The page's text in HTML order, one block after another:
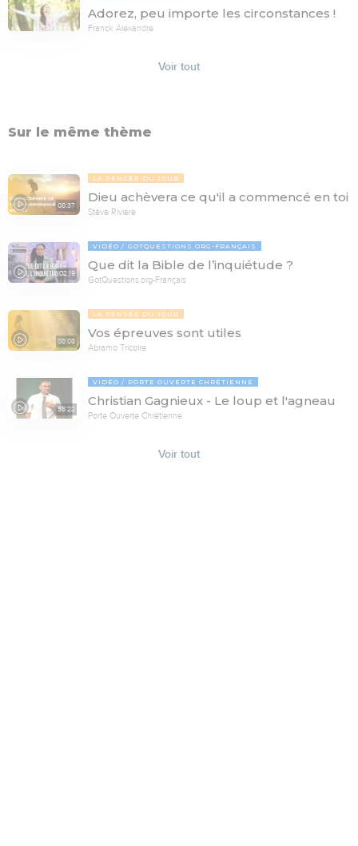
Adorez, peu importe les circonstances !
Franck Alexandre
Voir tout
Sur le même thème
08:37
LA PENSÉE DU JOUR
Dieu achèvera ce qu'il a commencé en toi
Stève Rivière
02:19
VIDÉO GOTQUESTIONS.ORG-FRANÇAIS
Que dit la Bible de l’inquiétude ?
GotQuestions.org-Français
08:08
LA PENSÉE DU JOUR
Vos épreuves sont utiles
Abramo Tricoire
35:22
VIDÉO PORTE OUVERTE CHRÉTIENNE
Christian Gagnieux - Le loup et l'agneau
Porte Ouverte Chrétienne
Voir tout